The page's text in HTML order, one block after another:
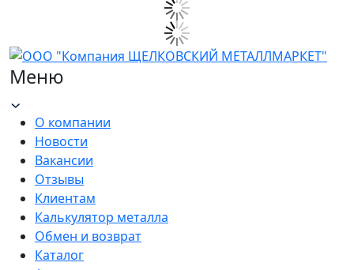
Меню
О компании
Новости
Вакансии
Отзывы
Клиентам
Калькулятор металла
Обмен и возврат
Каталог